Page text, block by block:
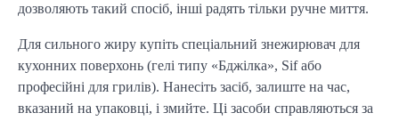
дозволяють такий спосіб, інші радять тільки ручне миття.
Для сильного жиру купіть спеціальний знежирювач для
кухонних поверхонь (гелі типу «Бджілка», Sif або
професійні для грилів). Нанесіть засіб, залиште на час,
вказаний на упаковці, і змийте. Ці засоби справляються за